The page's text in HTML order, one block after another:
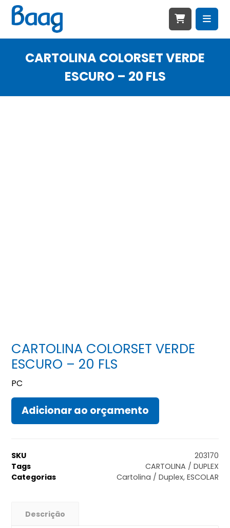
CARTOLINA COLORSET VERDE
ESCURO – 20 FLS
CARTOLINA COLORSET VERDE
ESCURO – 20 FLS
PC
Adicionar ao orçamento
SKU
203170
Tags
CARTOLINA / DUPLEX
Categorias
Cartolina / Duplex, ESCOLAR
Descrição